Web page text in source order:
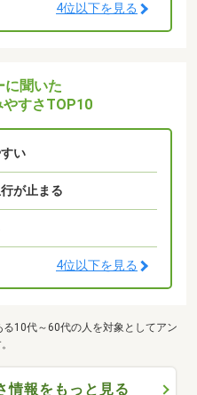
4位以下を見る
に聞いた
すさTOP10
い
が止まる
4位以下を見る
10代～60代の人を対象としてアン
情報をもっと見る